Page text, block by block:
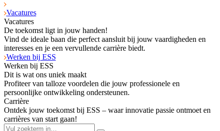
Vacatures
Vacatures
De toekomst ligt in jouw handen!
Vind de ideale baan die perfect aansluit bij jouw vaardigheden en
interesses en je een vervullende carrière biedt.
Werken bij ESS
Werken bij ESS
Dit is wat ons uniek maakt
Profiteer van talloze voordelen die jouw professionele en
persoonlijke ontwikkeling ondersteunen.
Carrière
Ontdek jouw toekomst bij ESS – waar innovatie passie ontmoet en
carrières van start gaan!